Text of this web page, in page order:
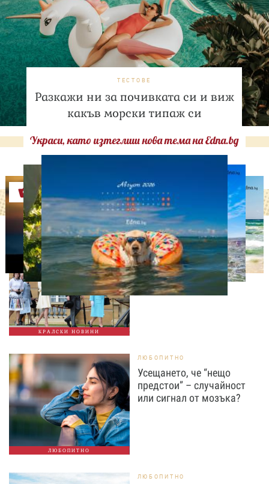
ТЕСТОВЕ
Разкажи ни за почивката си и виж
какъв морски типаж си
Украси, като изтеглиш нова тема на Edna.bg
Оферти
КРАЛСКИ НОВИНИ
СВОБОДНО ВРЕМЕ
Ново бебе в кралското
семейство
ЛЮБОПИТНО
ЛЮБОПИТНО
Усещането, че “нещо
предстои” – случайност
или сигнал от мозъка?
ЛЮБОПИТНО